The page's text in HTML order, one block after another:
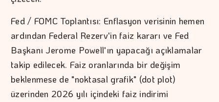
Fed / FOMC Toplantısı: Enflasyon verisinin hemen
ardından Federal Rezerv'in faiz kararı ve Fed
Başkanı Jerome Powell'ın yapacağı açıklamalar
takip edilecek. Faiz oranlarında bir değişim
beklenmese de "noktasal grafik" (dot plot)
üzerinden 2026 yılı içindeki faiz indirimi